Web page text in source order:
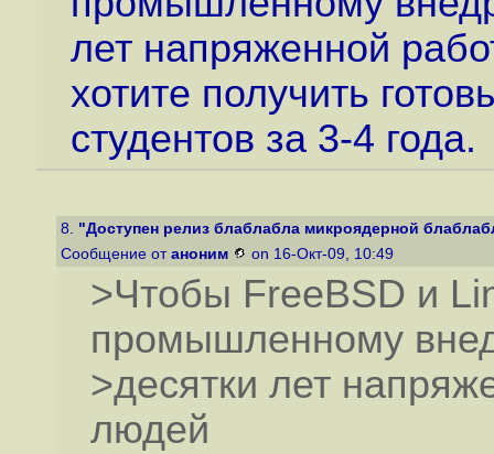
лет напряженной
хотите получить
студентов за 3-4 года.
8. "Доступен релиз блаблабла микроядерной
Сообщение от аноним on 16-Окт-09, 10:49
>Чтобы FreeBSD и
промышленному
>десятки лет
людей